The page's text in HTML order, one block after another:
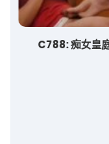
C788: 痴女皇